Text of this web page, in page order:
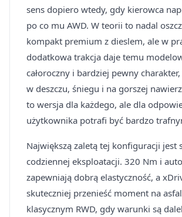
sens dopiero wtedy, gdy kierowca
po co mu AWD. W teorii to nadal
kompakt premium z dieslem, ale w
dodatkowa trakcja daje temu
całoroczny i bardziej pewny
w deszczu, śniegu i na gorszej
to wersja dla każdego, ale dla
użytkownika potrafi być bardzo
Największą zaletą tej konfiguracji jest
codziennej eksploatacji. 320 Nm i
zapewniają dobrą elastyczność, a
skuteczniej przenieść moment na
klasycznym RWD, gdy warunki są